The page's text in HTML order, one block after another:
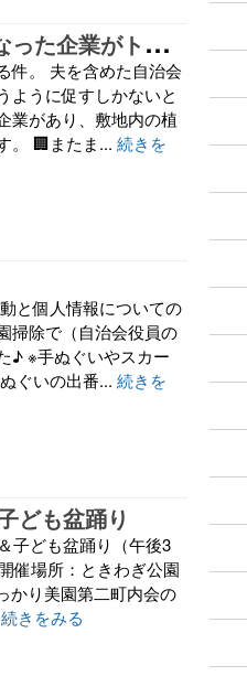
自
治会はどこまでやるべき？またまた無人となった企業がトラブルのもとに…
件。 夫を含めた自治会
ように促すしかないと
業があり、敷地内の植
。 🏢またま... 続きを
と個人情報についての
掃除で（自治会役員の
♪ ※手ぬぐいやスカー
ぐいの出番... 続きを
ども盆踊り
子ども盆踊り（午後3
催場所：ときわぎ公園
かり美園第二町内会の
続きをみる